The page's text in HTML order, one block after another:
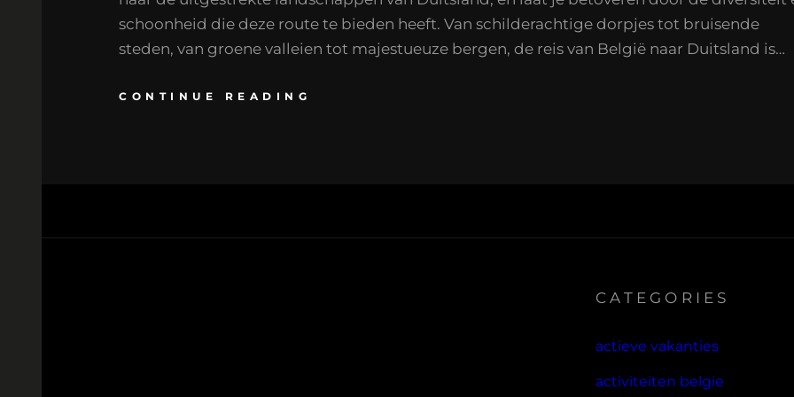
schoonheid die deze route te bieden heeft. Van schilderachtige dorpjes tot bruisende
steden, van groene valleien tot majestueuze bergen, de reis van België naar Duitsland is…
CONTINUE READING
CATEGORIES
actieve vakanties
activiteiten belgie